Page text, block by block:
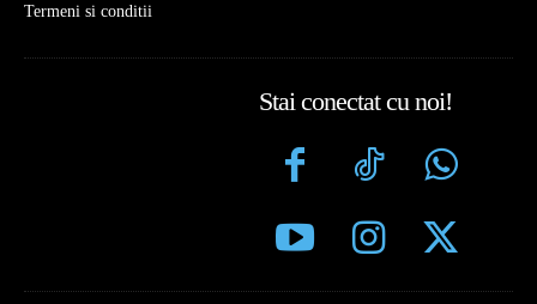
Termeni si conditii
Stai conectat cu noi!